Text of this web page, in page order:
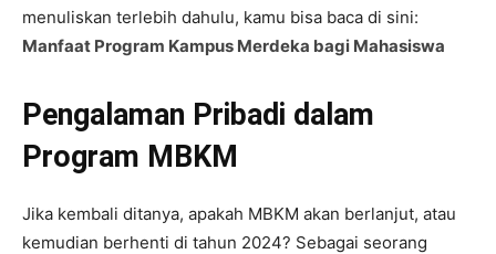
menuliskan terlebih dahulu, kamu bisa baca di sini:
Manfaat Program Kampus Merdeka bagi Mahasiswa
Pengalaman Pribadi dalam
Program MBKM
Jika kembali ditanya, apakah MBKM akan berlanjut, atau
kemudian berhenti di tahun 2024? Sebagai seorang